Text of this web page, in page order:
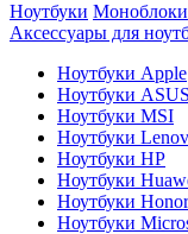
Ноутбуки Моноблоки
Аксессуары для
Ноутбуки Apple
Ноутбуки ASUS
Ноутбуки MSI
Ноутбуки
Ноутбуки HP
Ноутбуки
Ноутбуки Honor
Ноутбуки